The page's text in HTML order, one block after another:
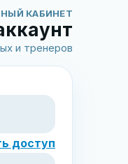
КАБИНЕТ
и тренеров
доступ